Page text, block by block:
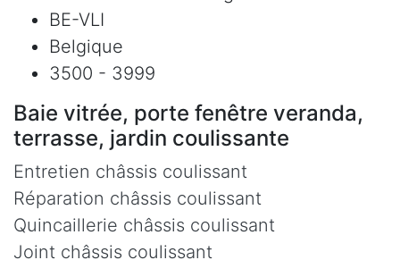
BE-VLI
Belgique
3500 - 3999
Baie vitrée, porte fenêtre veranda,
terrasse, jardin coulissante
Entretien châssis coulissant
Réparation châssis coulissant
Quincaillerie châssis coulissant
Joint châssis coulissant